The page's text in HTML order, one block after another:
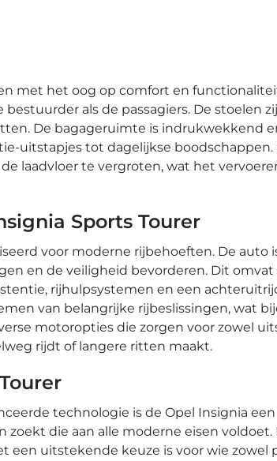
met het oog op comfort en
als de passagiers. De stoelen
De bagageruimte is indrukwekkend
uitstapjes tot dagelijkse
laadvloer te vergroten, wat het
Sports Tourer
voor moderne rijbehoeften. De auto
en de veiligheid bevorderen. Dit
rijhulpsystemen en een
van belangrijke rijbeslissingen, wat
motoropties die zorgen voor zowel
rijdt of langere ritten maakt.
technologie is de Opel Insignia
die aan alle moderne eisen
een uitstekende keuze is voor wie zowel